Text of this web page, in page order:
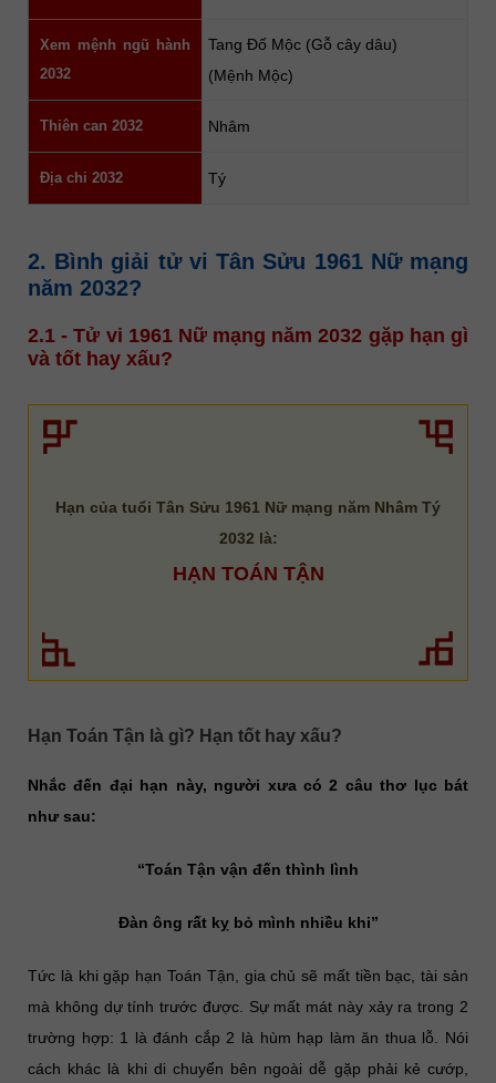
Xem mệnh ngũ hành
2032
Tang Đố Mộc (Gỗ cây dâu)
(Mệnh Mộc)
Thiên can 2032 Nhâm
Địa chi 2032 Tý
2. Bình giải tử vi Tân Sửu 1961 Nữ mạng
năm 2032?
2.1 - Tử vi 1961 Nữ mạng năm 2032 gặp hạn gì
và tốt hay xấu?
Hạn của tuổi Tân Sửu 1961 Nữ mạng năm Nhâm Tý
2032 là:
HẠN TOÁN TẬN
Hạn Toán Tận là gì? Hạn tốt hay xấu?
Nhắc đến đại hạn này, người xưa có 2 câu thơ lục bát
như sau:
“Toán Tận vận đến thình lình
Đàn ông rất kỵ bỏ mình nhiều khi”
Tức là khi gặp hạn Toán Tận, gia chủ sẽ mất tiền bạc, tài sản
mà không dự tính trước được. Sự mất mát này xảy ra trong 2
trường hợp: 1 là đánh cắp 2 là hùm hạp làm ăn thua lỗ. Nói
cách khác là khi di chuyển bên ngoài dễ gặp phải kẻ cướp,